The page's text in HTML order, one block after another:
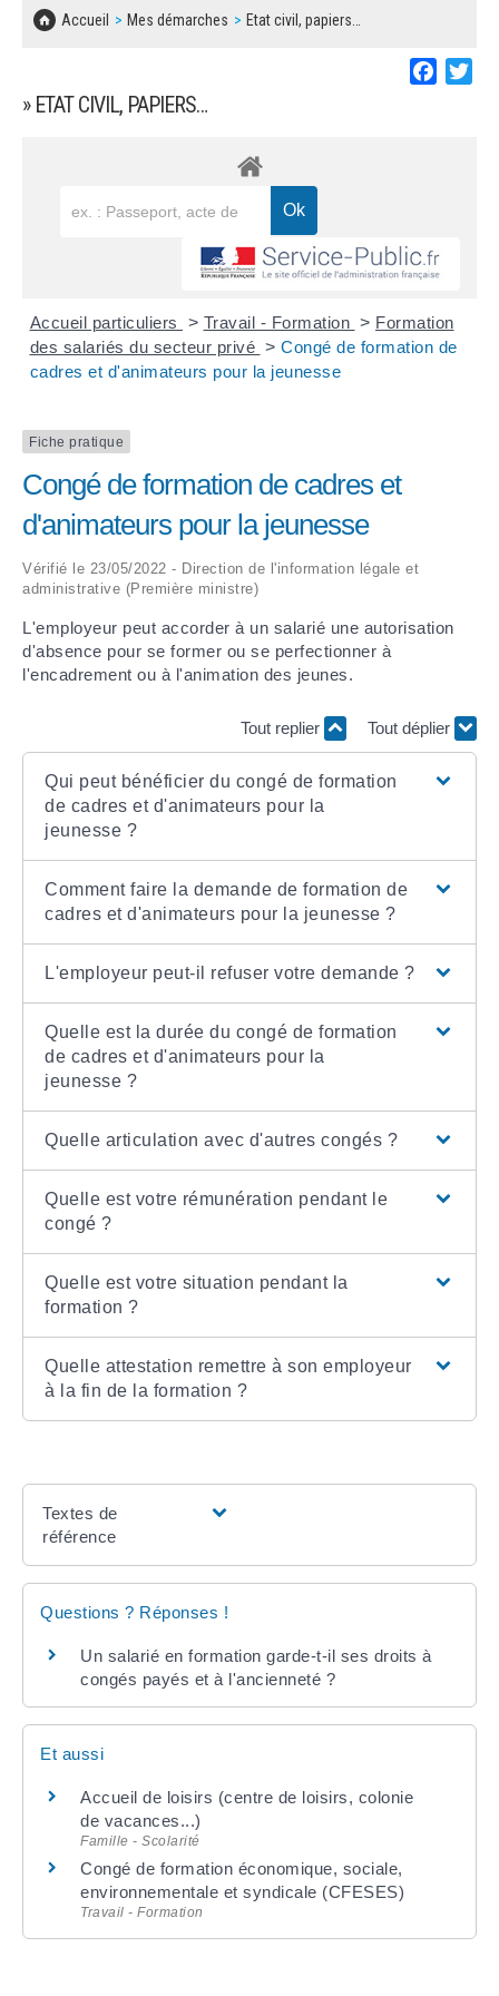
Accueil Mes démarches Etat civil, papiers…
» ETAT CIVIL, PAPIERS…
Accueil particuliers > Travail - Formation > Formation
des salariés du secteur privé > Congé de formation de
cadres et d'animateurs pour la jeunesse
Fiche pratique
Congé de formation de cadres et
d'animateurs pour la jeunesse
Vérifié le 23/05/2022 - Direction de l'information légale et
administrative (Première ministre)
L'employeur peut accorder à un salarié une autorisation
d'absence pour se former ou se perfectionner à
l'encadrement ou à l'animation des jeunes.
Tout replier Tout déplier
Qui peut bénéficier du congé de formation
de cadres et d'animateurs pour la
jeunesse ?
Comment faire la demande de formation de
cadres et d'animateurs pour la jeunesse ?
L'employeur peut-il refuser votre demande ?
Quelle est la durée du congé de formation
de cadres et d'animateurs pour la
jeunesse ?
Quelle articulation avec d'autres congés ?
Quelle est votre rémunération pendant le
congé ?
Quelle est votre situation pendant la
formation ?
Quelle attestation remettre à son employeur
à la fin de la formation ?
Textes de
référence
Questions ? Réponses !
Un salarié en formation garde-t-il ses droits à
congés payés et à l'ancienneté ?
Et aussi
Accueil de loisirs (centre de loisirs, colonie
de vacances...)
Famille - Scolarité
Congé de formation économique, sociale,
environnementale et syndicale (CFESES)
Travail - Formation
CONCERTATIONS PUBLIQUES
SOLIDARITÉ, LOGEMENT
SÉNIORS
DECHETS
BESOIN D'UNE AIDE ?
LES ASSOCIATIONS
MARCHÉS PUBLICS
DOCUMENT D'INFORMATION COMMUNAL
REGLEMENT LOCAL DE PUBLICITÉ
DECLARATION DE DEMARCHAGE
DOSSIER DE DEMANDE DE SUBVENTION
DEMANDE DE PRÊT DE MATERIEL
FICHE D'ORGANISATION MANIFESTATION
PLAN D'ACTION MUNICIPAL
ARRÊTÉS MUNICIPAUX
DÉLIBÉRATIONS